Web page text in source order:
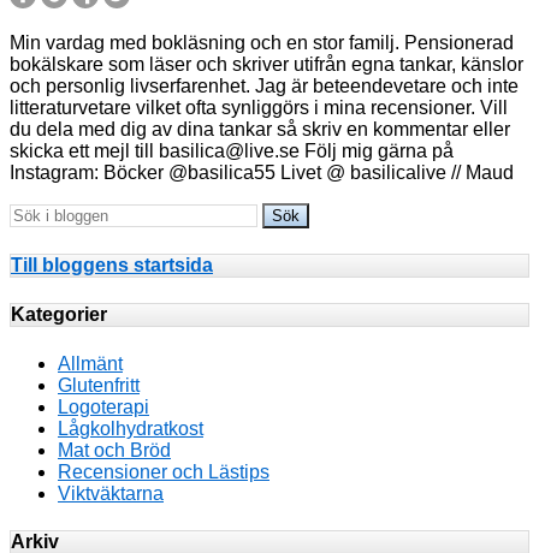
Min vardag med bokläsning och en stor familj. Pensionerad
bokälskare som läser och skriver utifrån egna tankar, känslor
och personlig livserfarenhet. Jag är beteendevetare och inte
litteraturvetare vilket ofta synliggörs i mina recensioner. Vill
du dela med dig av dina tankar så skriv en kommentar eller
skicka ett mejl till basilica@live.se Följ mig gärna på
Instagram: Böcker @basilica55 Livet @ basilicalive // Maud
Till bloggens startsida
Kategorier
Allmänt
Glutenfritt
Logoterapi
Lågkolhydratkost
Mat och Bröd
Recensioner och Lästips
Viktväktarna
Arkiv